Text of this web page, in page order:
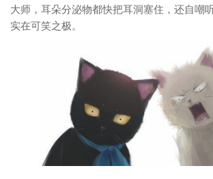
大师，耳朵分泌物都快把耳洞塞住，还自嘲
实在可笑之极。